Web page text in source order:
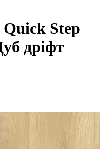
Quick Step
дріфт